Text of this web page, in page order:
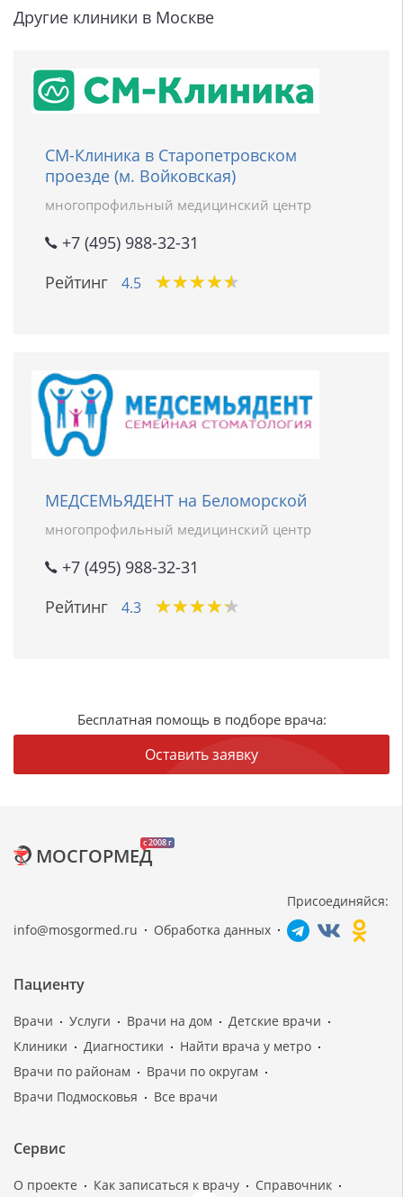
Другие клиники в Москве
СМ-Клиника в Старопетровском
проезде (м. Войковская)
многопрофильный медицинский центр
+7 (495) 988-32-31
Рейтинг
4.5 ★★★★★
★★★★★
МЕДСЕМЬЯДЕНТ на Беломорской
многопрофильный медицинский центр
+7 (495) 988-32-31
Рейтинг
4.3 ★★★★★
★★★★★
Бесплатная помощь в подборе врача:
Оставить заявку
c 2008 г
МОСГОРМЕД
info@mosgormed.ru Обработка данных
Присоединяйся:
Пациенту
Врачи Услуги Врачи на дом
Детские врачи
Клиники
Диагностики
Найти врача у метро
Врачи по районам
Врачи по округам
Врачи Подмосковья
Все врачи
Сервис
О проекте Как записаться к врачу Справочник